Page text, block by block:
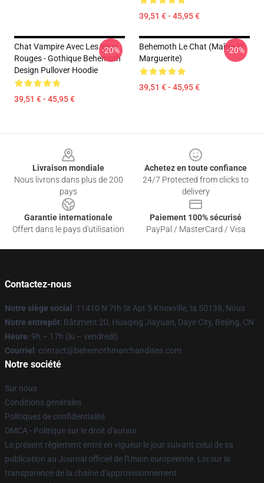
39,51 € - 45,95 €
Chat Vampire Avec Les Yeux
Rouges - Gothique Behemoth
Design Pullover Hoodie
39,51 € - 45,95 €
-20%
Behemoth Le Chat (Maître Et
Marguerite)
39,51 € - 45,95 €
-20%
Livraison mondiale
Nous livrons dans plus de 200
pays
Achetez en toute confiance
24/7 Protected from clicks to
delivery
Garantie internationale
Offert dans le pays d'utilisation
Paiement 100% sécurisé
PayPal / MasterCard / Visa
Contactez-nous
Notre siège social : 11410 N 7th St Apt 5 Knoxville, Ia 50138, Nous
Notre entrepôt: Bâtiment 20, Huaqing Jiayuan, Daye City, Beijing, CN
Heure: 9h – 17h (lu – vendredi)
Courriel : contact@behemothmarchandises.com
Notre société
Sur nous
Conditions générales
Politiques de confidentialité
DMCA - Politique sur le droit d'auteur
Le présent règlement entre en vigueur le jour suivant celui de sa
publication au Journal officiel de l'Union européenne. Loi sur la
transparence de la chaîne d'approvisionnement